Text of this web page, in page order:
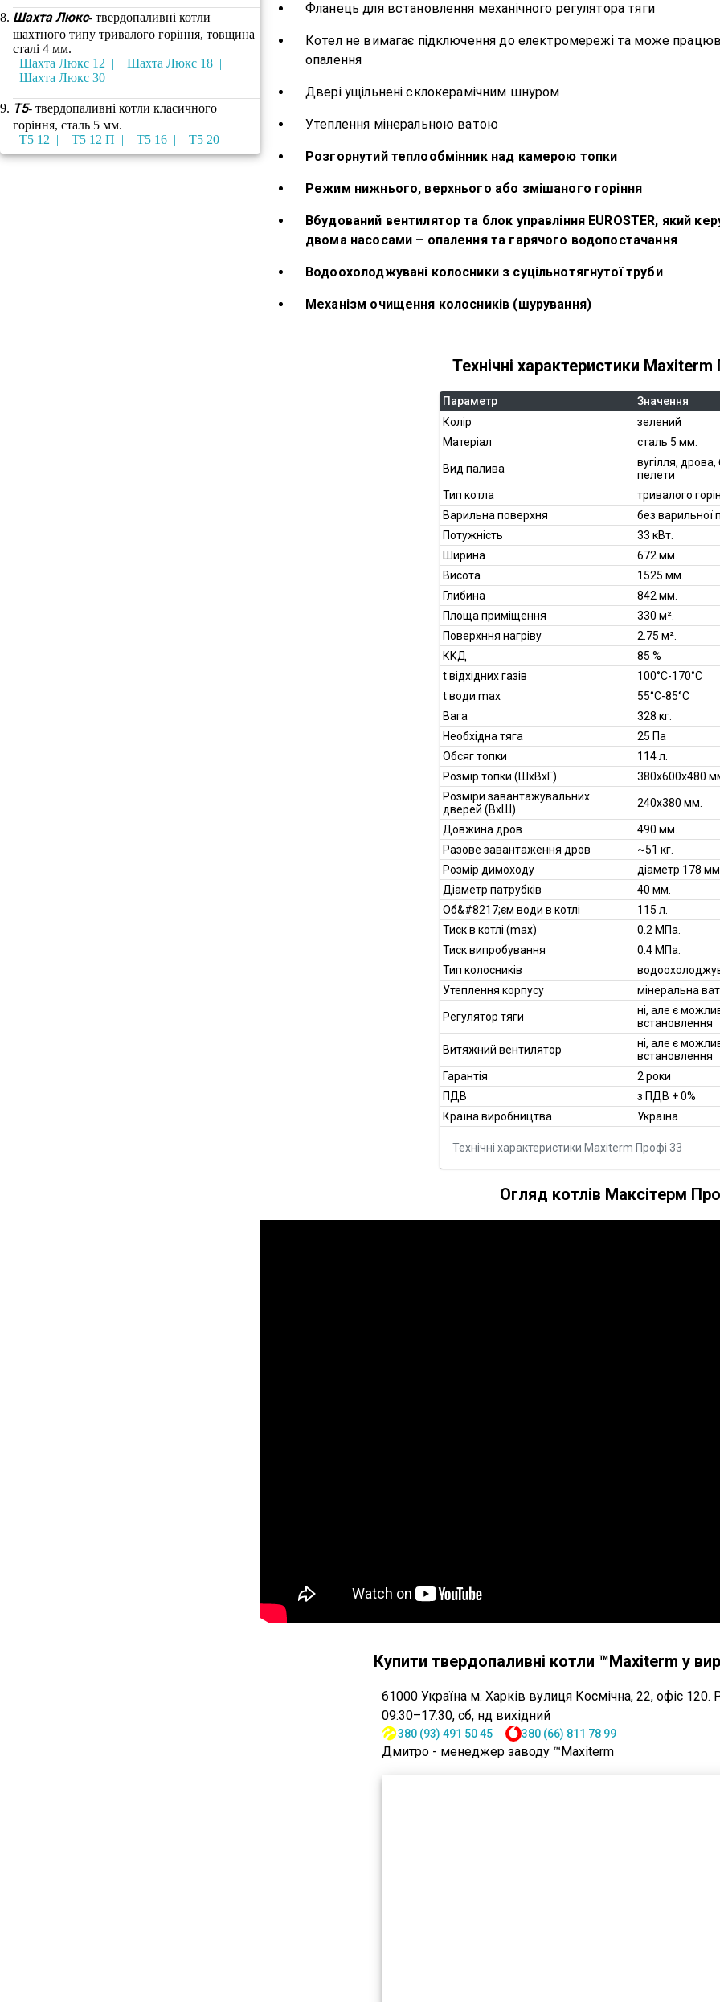
Шахта Люкс- твердопаливні котли
шахтного типу тривалого горіння, товщина
сталі 4 мм.
Шахта Люкс 12
Шахта Люкс 18
Шахта Люкс 30
Т5- твердопаливні котли класичного
горіння, сталь 5 мм.
Т5 12
Т5 12 П Т5 16 Т5 20
Фланець для встановлення механічного регулятора тяги
Котел не вимагає підключення до електромережі та може
опалення
Двері ущільнені склокерамічним шнуром
Утеплення мінеральною ватою
Розгорнутий теплообмінник над камерою топки
Режим нижнього, верхнього або змішаного горіння
Вбудований вентилятор та блок управління EUROSTER, який
двома насосами – опалення та гарячого водопостачання
Водоохолоджувані колосники з суцільнотягнутої труби
Механізм очищення колосників (шурування)
Технічні характеристики Maxiterm
Технічні характеристики Maxiterm Профі 33
Параметр
Значення
Колір
зелений
Матеріал
сталь 5 мм.
Вид палива
вугілля, дрова,
пелети
Тип котла
тривалого
Варильна поверхня
без варильної
Потужність
33 кВт.
Ширина
672 мм.
Висота
1525 мм.
Глибина
842 мм.
Площа приміщення
330 м².
Поверхння нагріву
2.75 м².
ККД
85 %
t відхідних газів
100°С-170°С
t води max
55°С-85°С
Вага
328 кг.
Необхідна тяга
25 Па
Обсяг топки
114 л.
Розмір топки (ШхВхГ)
380х600х480
Розміри завантажувальних
дверей (ВхШ)
240x380 мм.
Довжина дров
490 мм.
Разове завантаження дров
~51 кг.
Розмір димоходу
діаметр 178
Діаметр патрубків
40 мм.
Об&#8217;єм води в котлі
115 л.
Тиск в котлі (max)
0.2 МПа.
Тиск випробування
0.4 МПа.
Тип колосників
Утеплення корпусу
мінеральна
Регулятор тяги
ні, але є
встановлення
Витяжний вентилятор
ні, але є
встановлення
Гарантія
2 роки
ПДВ
з ПДВ + 0%
Країна виробництва
Україна
Огляд котлів Максітерм
Купити твердопаливні котли ™Maxiterm у
61000 Україна м. Харків вулиця Космічна, 22, офіс 120.
09:30–17:30, сб, нд вихідний
380 (93) 491 50 45 380 (66) 811 78 99
Дмитро - менеджер заводу ™Maxiterm